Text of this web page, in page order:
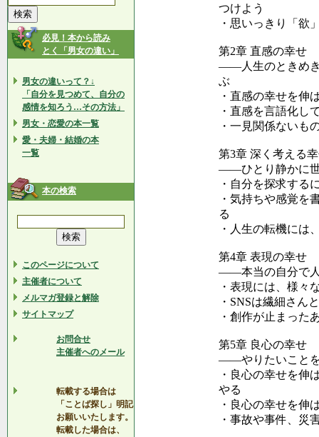
必見！本から読み
とく「男女の違い」
男女の違いって？↓
「自分を見つめて、自分の
感情を知ろう…その方法」
男女・恋愛の本一覧
愛・夫婦・結婚の本
一覧
本の検索
このページについて
主催者について
メルマガ登録と解除
サイトマップ
お問合せ
主催者へのメール
転載する場合は
「ことば探し」明記
お願いいたします。
転載した場合は、
つけよう
・思いっきり「欲
第2章 直感の幸せ
――人生のときめき
ぶ
・直感の幸せを伸
・直感を言語化し
・一見関係ないも
第3章 深く考える
――ひとり静かに
・自分を探求する
・気持ちや感覚を
る
・人生の転機には
第4章 表現の幸せ
――本当の自分で
・表現には、様々
・SNSは繊細さん
・創作が止まった
第5章 良心の幸せ
――やりたいことを
・良心の幸せを伸
やる
・良心の幸せを伸
・事故や事件、災